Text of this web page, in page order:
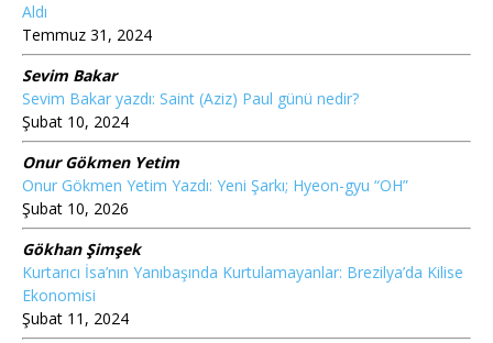
Aldı
Temmuz 31, 2024
Sevim Bakar
Sevim Bakar yazdı: Saint (Aziz) Paul günü nedir?
Şubat 10, 2024
Onur Gökmen Yetim
Onur Gökmen Yetim Yazdı: Yeni Şarkı; Hyeon-gyu “OH”
Şubat 10, 2026
Gökhan Şimşek
Kurtarıcı İsa’nın Yanıbaşında Kurtulamayanlar: Brezilya’da Kilise
Ekonomisi
Şubat 11, 2024